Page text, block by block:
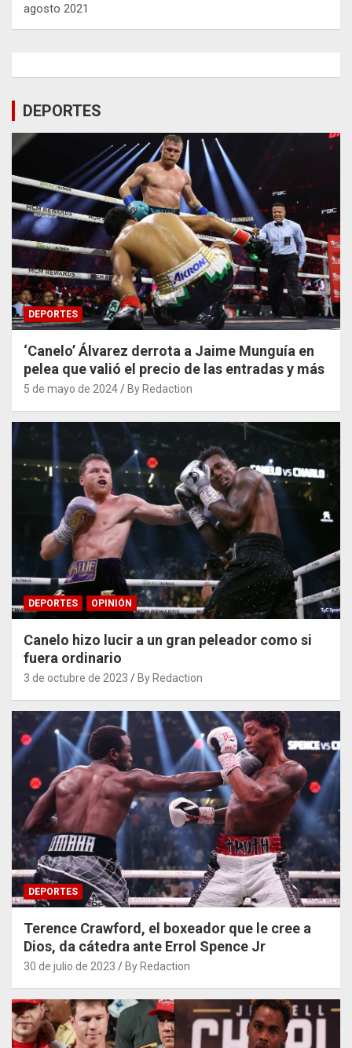
agosto 2021
DEPORTES
DEPORTES
‘Canelo’ Álvarez derrota a Jaime Munguía en
pelea que valió el precio de las entradas y más
5 de mayo de 2024 By Redaction
DEPORTES OPINIÓN
Canelo hizo lucir a un gran peleador como si
fuera ordinario
3 de octubre de 2023 By Redaction
DEPORTES
Terence Crawford, el boxeador que le cree a
Dios, da cátedra ante Errol Spence Jr
30 de julio de 2023 By Redaction